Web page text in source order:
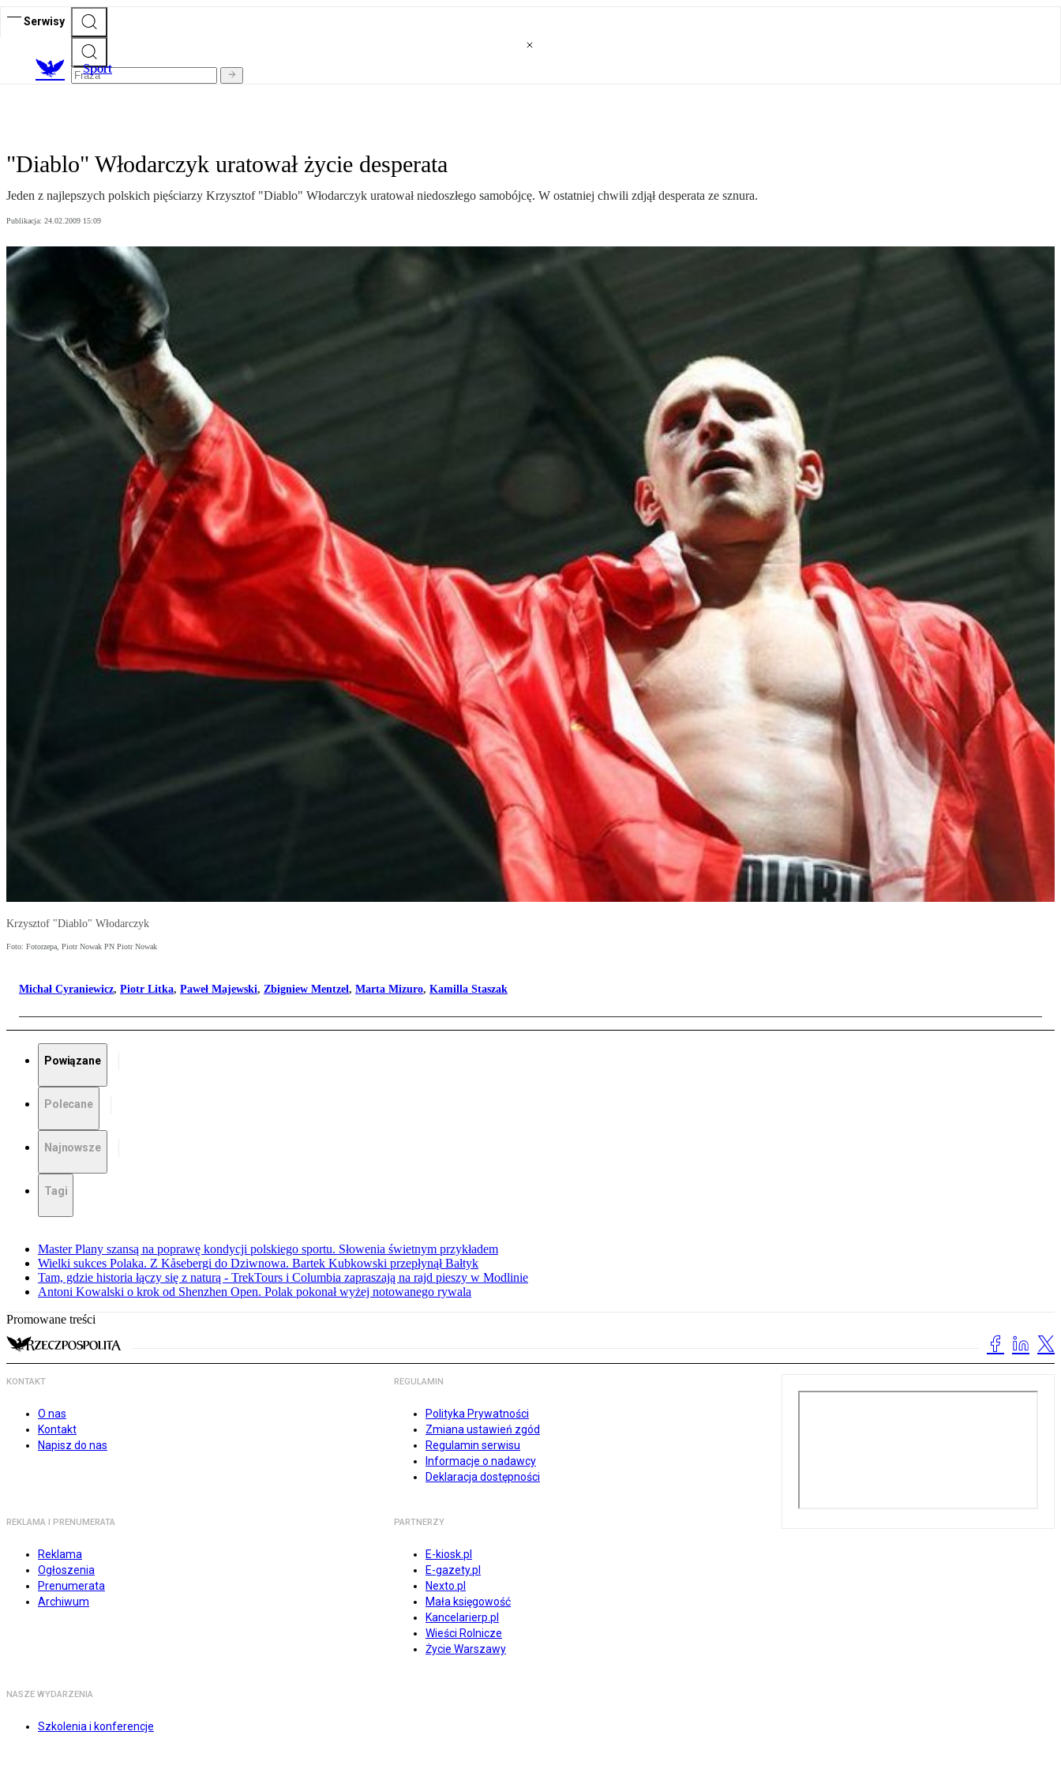
Serwisy
Sport
"Diablo" Włodarczyk uratował życie desperata
Jeden z najlepszych polskich pięściarzy Krzysztof "Diablo" Włodarczyk uratował niedoszłego samobójcę. W ostatniej chwili zdjął desperata ze sznura.
Publikacja: 24.02.2009 15:09
Krzysztof "Diablo" Włodarczyk
Foto: Fotorzepa, Piotr Nowak PN Piotr Nowak
Michał Cyraniewicz, Piotr Litka, Paweł Majewski, Zbigniew Mentzel, Marta Mizuro, Kamilla Staszak
Powiązane
Polecane
Najnowsze
Tagi
Master Plany szansą na poprawę kondycji polskiego sportu. Słowenia świetnym przykładem
Wielki sukces Polaka. Z Kåsebergi do Dziwnowa. Bartek Kubkowski przepłynął Bałtyk
Tam, gdzie historia łączy się z naturą - TrekTours i Columbia zapraszają na rajd pieszy w Modlinie
Antoni Kowalski o krok od Shenzhen Open. Polak pokonał wyżej notowanego rywala
Promowane treści
KONTAKT
O nas
Kontakt
Napisz do nas
REGULAMIN
Polityka Prywatności
Zmiana ustawień zgód
Regulamin serwisu
Informacje o nadawcy
Deklaracja dostępności
REKLAMA I PRENUMERATA
Reklama
Ogłoszenia
Prenumerata
Archiwum
PARTNERZY
E-kiosk.pl
E-gazety.pl
Nexto.pl
Mała księgowość
Kancelarierp.pl
Wieści Rolnicze
Życie Warszawy
NASZE WYDARZENIA
Szkolenia i konferencje